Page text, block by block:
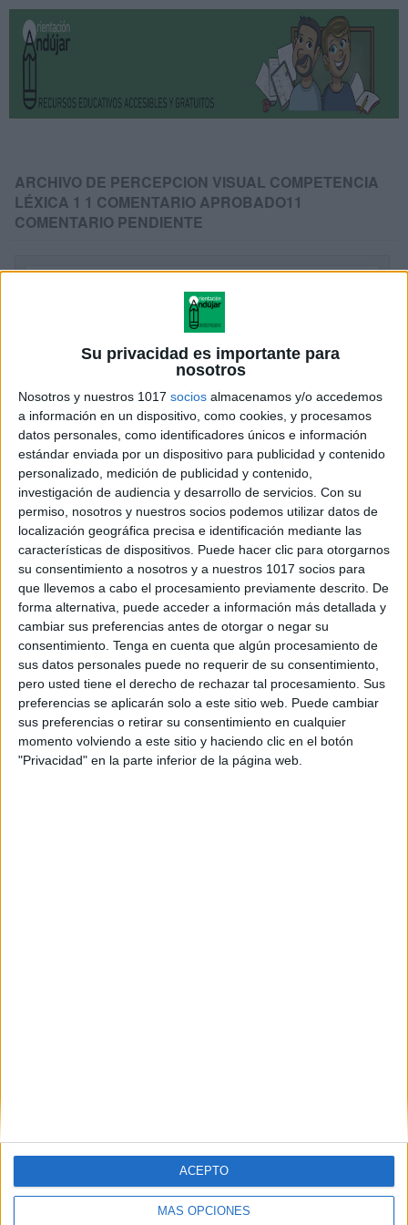
Su privacidad es importante para
nosotros
Nosotros y nuestros 1017 socios almacenamos y/o accedemos
a información en un dispositivo, como cookies, y procesamos
datos personales, como identificadores únicos e información
estándar enviada por un dispositivo para publicidad y contenido
personalizado, medición de publicidad y contenido,
investigación de audiencia y desarrollo de servicios. Con su
permiso, nosotros y nuestros socios podemos utilizar datos de
localización geográfica precisa e identificación mediante las
características de dispositivos. Puede hacer clic para otorgarnos
su consentimiento a nosotros y a nuestros 1017 socios para
que llevemos a cabo el procesamiento previamente descrito. De
forma alternativa, puede acceder a información más detallada y
cambiar sus preferencias antes de otorgar o negar su
consentimiento. Tenga en cuenta que algún procesamiento de
sus datos personales puede no requerir de su consentimiento,
pero usted tiene el derecho de rechazar tal procesamiento. Sus
preferencias se aplicarán solo a este sitio web. Puede cambiar
sus preferencias o retirar su consentimiento en cualquier
momento volviendo a este sitio y haciendo clic en el botón
"Privacidad" en la parte inferior de la página web.
MÁS OPCIONES
ACEPTO
ARCHIVO DE PERCEPCION VISUAL COMPETENCIA
LÉXICA 1 1 COMENTARIO APROBADO11
COMENTARIO PENDIENTE
Super láminas coloridas para trabajar
vocabulario, atención, percepción, etc
Publicado el 13 junio, 2016
Seguimos con una gran cantidad de láminas color de
diferentes autores, ilustradores, dibujantes, etc en
formato xl. Ideales para emplear en nuestras clases
para diferentes trabajos con nuestros alumnos la
expresión […]
SEGUIR LEYENDO
de